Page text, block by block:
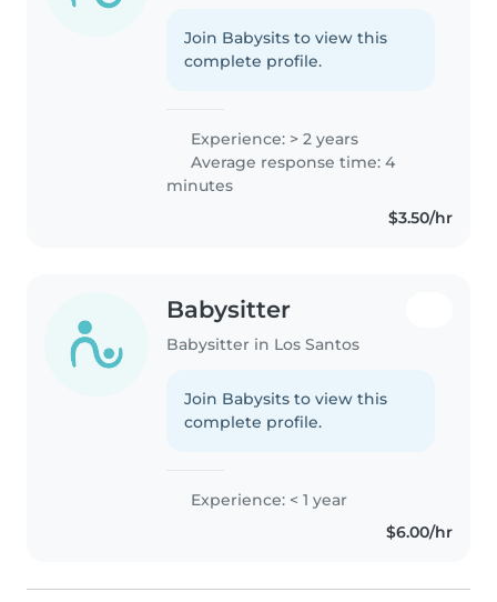
Join Babysits to view this
complete profile.
Experience: > 2 years
Average response time: 4
minutes
$3.50/hr
Babysitter
Babysitter in Los Santos
Join Babysits to view this
complete profile.
Experience: < 1 year
$6.00/hr